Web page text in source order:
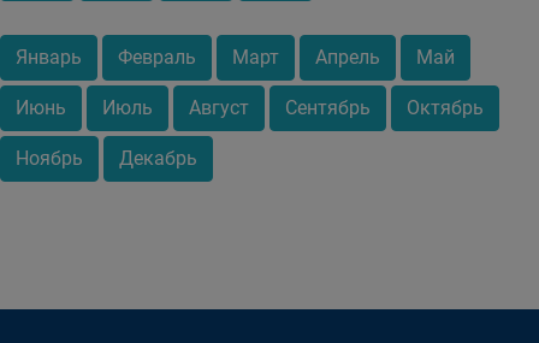
Январь Февраль Март Апрель Май
Июнь Июль Август Сентябрь Октябрь
Ноябрь Декабрь